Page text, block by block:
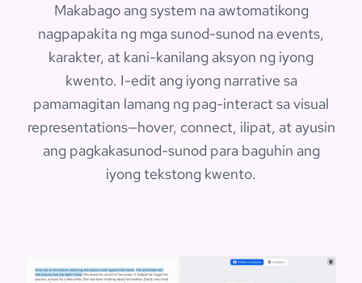
Makabago ang system na awtomatikong
nagpapakita ng mga sunod-sunod na events,
karakter, at kani-kanilang aksyon ng iyong
kwento. I-edit ang iyong narrative sa
pamamagitan lamang ng pag-interact sa visual
representations—hover, connect, ilipat, at ayusin
ang pagkakasunod-sunod para baguhin ang
iyong tekstong kwento.